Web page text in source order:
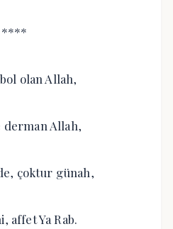
****
olan Allah,
Allah,
çoktur günah,
affet Ya Rab.